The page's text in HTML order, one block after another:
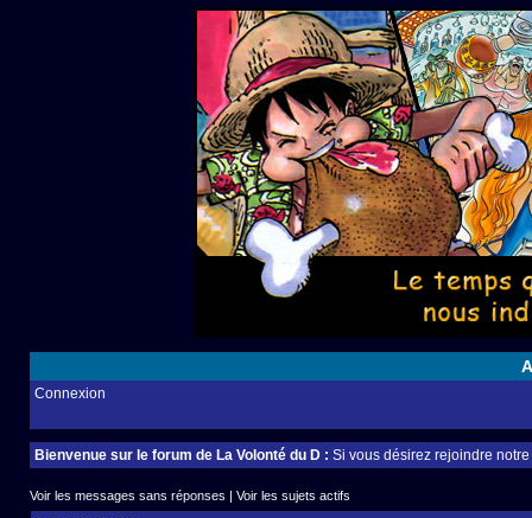
Connexion
Bienvenue sur le forum de La Volonté du D : Si vous désirez rejoindre
Voir les messages sans réponses | Voir les sujets actifs